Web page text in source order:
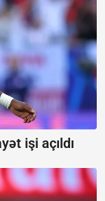
işi açıldı